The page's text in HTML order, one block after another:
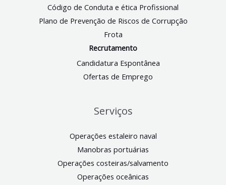
Código de Conduta e ética Profissional
Plano de Prevenção de Riscos de Corrupção
Frota
Recrutamento
Candidatura Espontânea
Ofertas de Emprego
Serviços
Operações estaleiro naval
Manobras portuárias
Operações costeiras/salvamento
Operações oceânicas